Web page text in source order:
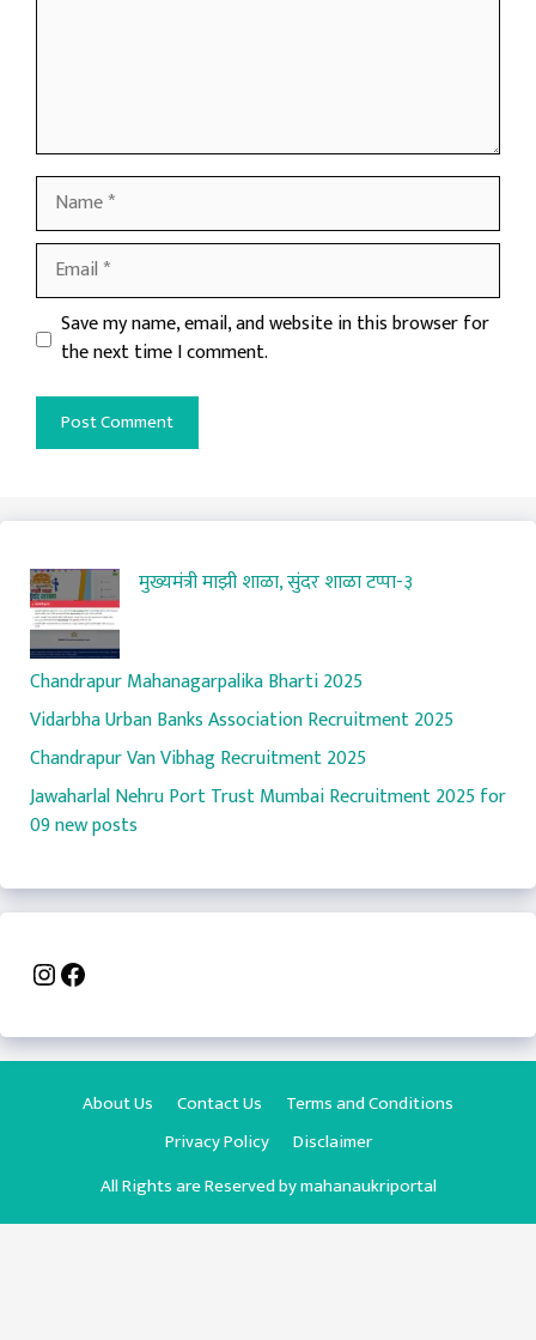
Name
Email
Website
Save my name, email, and website in this browser for
the next time I comment.
मुख्यमंत्री माझी शाळा, सुंदर शाळा टप्पा-३
Chandrapur Mahanagarpalika Bharti 2025
Vidarbha Urban Banks Association Recruitment 2025
Chandrapur Van Vibhag Recruitment 2025
Jawaharlal Nehru Port Trust Mumbai Recruitment 2025 for
09 new posts
Instagram
Facebook
About Us Contact Us
Terms and Conditions
Privacy Policy
Disclaimer
All Rights are Reserved bymahanaukriportal